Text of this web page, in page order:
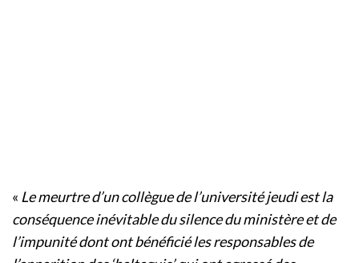
« Le meurtre d’un collègue de l’université jeudi est la
conséquence inévitable du silence du ministère et de
l’impunité dont ont bénéficié les responsables de